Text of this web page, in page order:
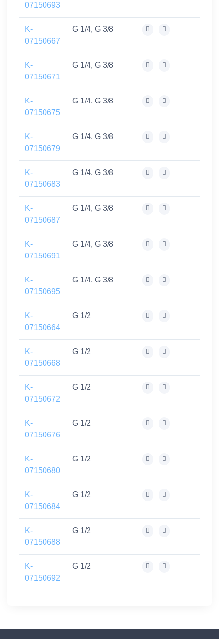
07150693
K-
07150667
G 1/4, G 3/8
K-
07150671
G 1/4, G 3/8
K-
07150675
G 1/4, G 3/8
K-
07150679
G 1/4, G 3/8
K-
07150683
G 1/4, G 3/8
K-
07150687
G 1/4, G 3/8
K-
07150691
G 1/4, G 3/8
K-
07150695
G 1/4, G 3/8
K-
07150664
G 1/2
K-
07150668
G 1/2
K-
07150672
G 1/2
K-
07150676
G 1/2
K-
07150680
G 1/2
K-
07150684
G 1/2
K-
07150688
G 1/2
K-
07150692
G 1/2